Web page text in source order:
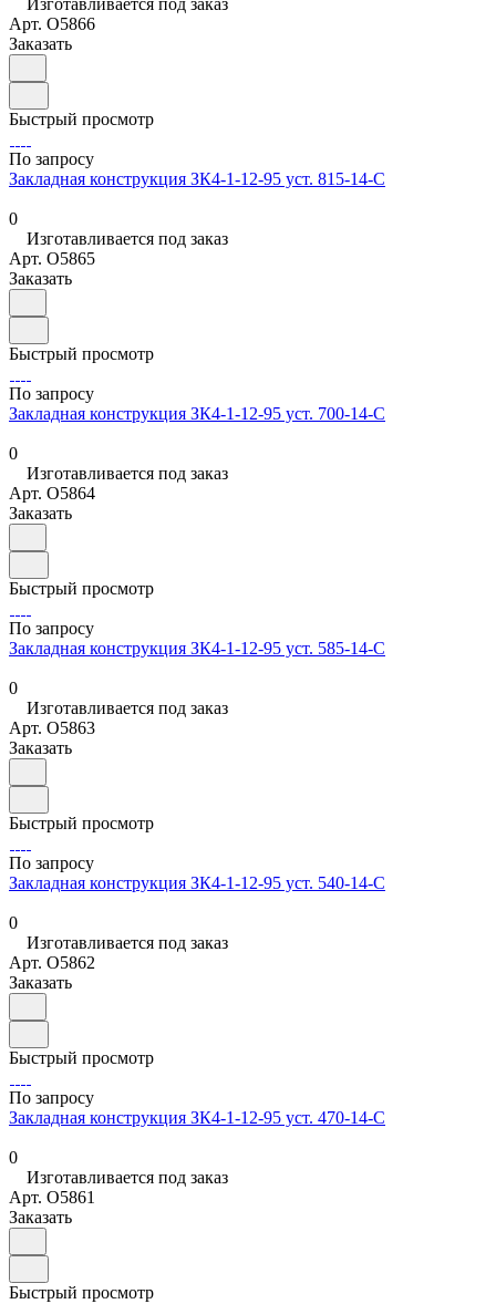
Изготавливается под заказ
Арт. O5866
Заказать
Быстрый просмотр
По запросу
Закладная конструкция ЗК4-1-12-95 уст. 815-14-С
0
Изготавливается под заказ
Арт. O5865
Заказать
Быстрый просмотр
По запросу
Закладная конструкция ЗК4-1-12-95 уст. 700-14-С
0
Изготавливается под заказ
Арт. O5864
Заказать
Быстрый просмотр
По запросу
Закладная конструкция ЗК4-1-12-95 уст. 585-14-С
0
Изготавливается под заказ
Арт. O5863
Заказать
Быстрый просмотр
По запросу
Закладная конструкция ЗК4-1-12-95 уст. 540-14-С
0
Изготавливается под заказ
Арт. O5862
Заказать
Быстрый просмотр
По запросу
Закладная конструкция ЗК4-1-12-95 уст. 470-14-С
0
Изготавливается под заказ
Арт. O5861
Заказать
Быстрый просмотр